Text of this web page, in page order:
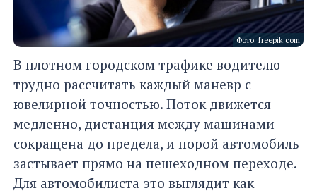
Фото: freepik.com
В плотном городском трафике водителю
трудно рассчитать каждый маневр с
ювелирной точностью. Поток движется
медленно, дистанция между машинами
сокращена до предела, и порой автомобиль
застывает прямо на пешеходном переходе.
Для автомобилиста это выглядит как